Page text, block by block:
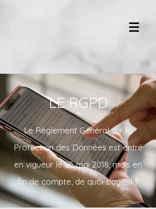
LE RGPD
Le Règlement Général sur la
Protection des Données est entré
en vigueur le 25 mai 2018, mais en
fin de compte, de quoi s'agit-il ?